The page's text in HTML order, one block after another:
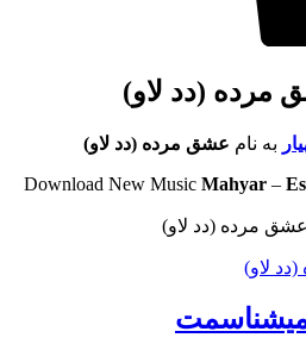
مرده (دد لاو)
به نام عشق مرده (دد لاو)
Download New Music Mahyar –
لاو)